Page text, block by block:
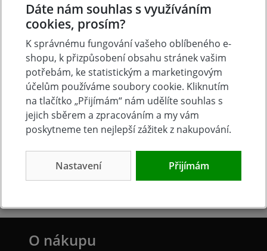
Tradice
23 let na trhu
Zboží skladem
Zázemí kamenné
prodejny
Výhodná doprava
Doprava zdarma nad
Osobní odběr
Čs. armády 347 (za
Lídlem), Slavkov u Brna
O nákupu
Dáte nám souhlas s využíváním
cookies, prosím?
K správnému fungování vašeho oblíbeného e-
shopu, k přizpůsobení obsahu stránek vašim
potřebám, ke statistickým a marketingovým
účelům používáme soubory cookie. Kliknutím
na tlačítko „Přijímám“ nám udělíte souhlas s
jejich sběrem a zpracováním a my vám
poskytneme ten nejlepší zážitek z nakupování.
Nastavení Přijímám